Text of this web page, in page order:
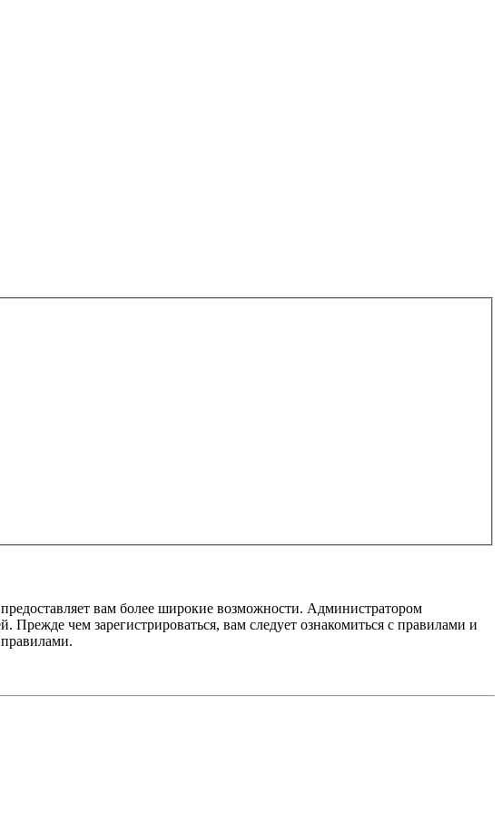
вам более широкие возможности. Администратором
чем зарегистрироваться, вам следует ознакомиться с правилами и
правилами.